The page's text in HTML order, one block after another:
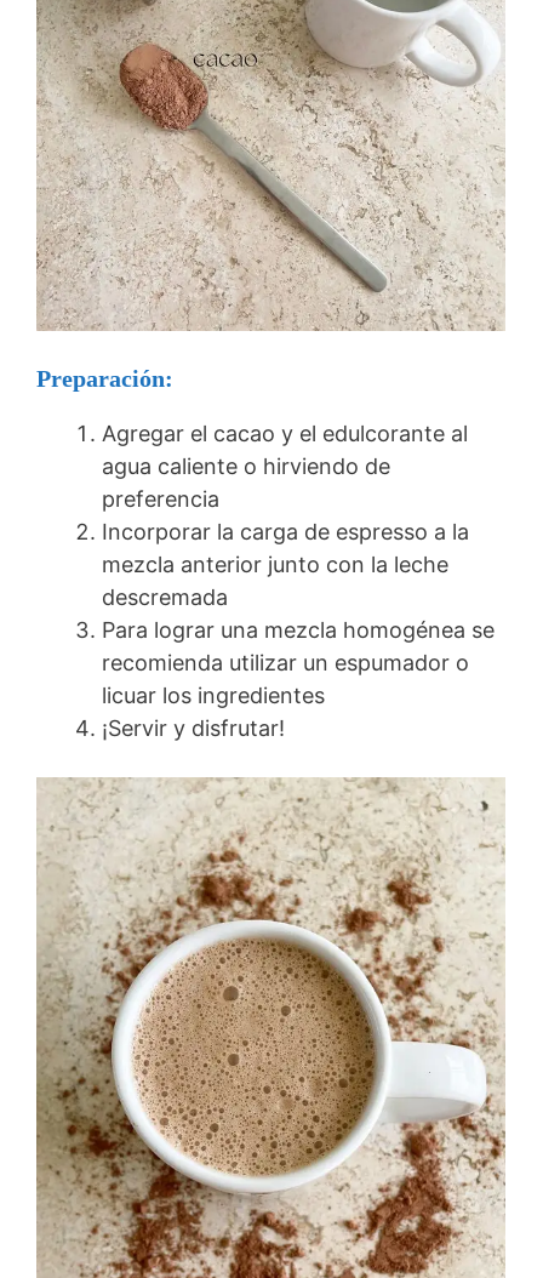
Preparación:
Agregar el cacao y el edulcorante al
agua caliente o hirviendo de
preferencia
Incorporar la carga de espresso a la
mezcla anterior junto con la leche
descremada
Para lograr una mezcla homogénea se
recomienda utilizar un espumador o
licuar los ingredientes
¡Servir y disfrutar!